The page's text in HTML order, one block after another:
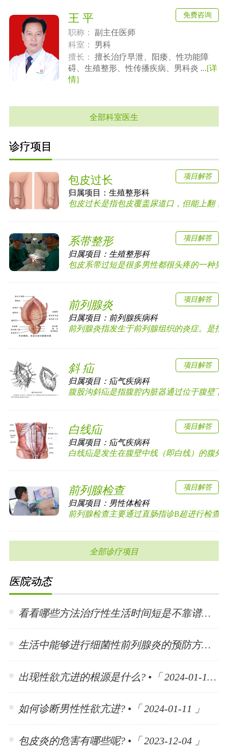
王 平
职称：
副主任医师
科室：
男科
擅长：
擅长治疗早泄、阳痿、性功能障
碍、生殖整形、性传播疾病、男科炎 ...[详
情]
免费咨询
全部科室医生
诊疗项目
包皮过长
归属项目：生殖整形科
包皮过长是指包皮覆盖尿道口，但能上翻，
项目解答
系带整形
归属项目： 生殖整形科
包皮系带过短是很多男性都很头疼的一种男
项目解答
前列腺炎
归属项目： 前列腺疾病科
前列腺炎指发生于前列腺组织的炎症。是指
项目解答
斜 疝
归属项目： 疝气疾病科
腹股沟斜疝是指腹腔内脏器通过位于腹壁下
项目解答
白线疝
归属项目： 疝气疾病科
白线疝是发生在腹壁中线（即白线）的腹外
项目解答
前列腺检查
归属项目： 男性体检科
前列腺检查主要通过直肠指诊B超进行检查
项目解答
全部诊疗项目
医院动态
看看哪些方法治疗性生活时间短是不靠谱的? •「 2024-01-15 」
生活中能够进行细菌性前列腺炎的预防方法有哪些? •「 2024-01-15 」
出现性欲亢进的根源是什么? •「 2024-01-11 」
如何诊断男性性欲亢进? •「 2024-01-11 」
包皮炎的危害有哪些呢? •「 2023-12-04 」